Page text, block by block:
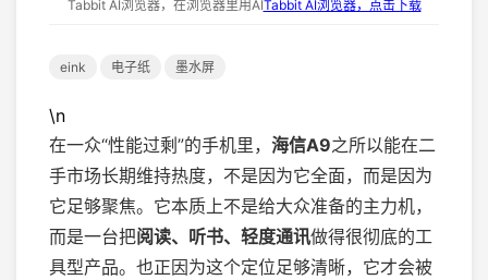
Tabbit AI浏览器，在浏览器里用AITabbit AI浏览器，点击下载
eink 电子纸 墨水屏
\n
在一众“性能过剩”的手机里， 海信A9之所以能在二
手市场长期维持热度，不是因为它全面，而是因为
它足够聚焦。它本质上不是给大众准备的主力机，
而是一台把阅读、听书、轻度通讯做得很彻底的工
具型产品。也正因为这个定位足够清晰，它才会被